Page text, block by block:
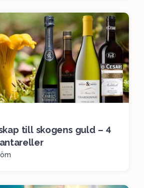
till skogens guld – 4